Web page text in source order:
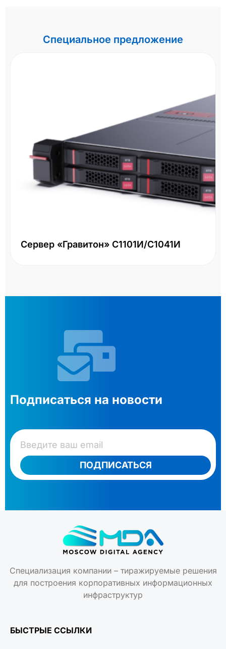
Специальное предложение
Сервер «Гравитон» С1101И/С1041И
Подписаться на новости
ПОДПИСАТЬСЯ
Специализация компании – тиражируемые решения
для построения корпоративных информационных
инфраструктур
БЫСТРЫЕ ССЫЛКИ